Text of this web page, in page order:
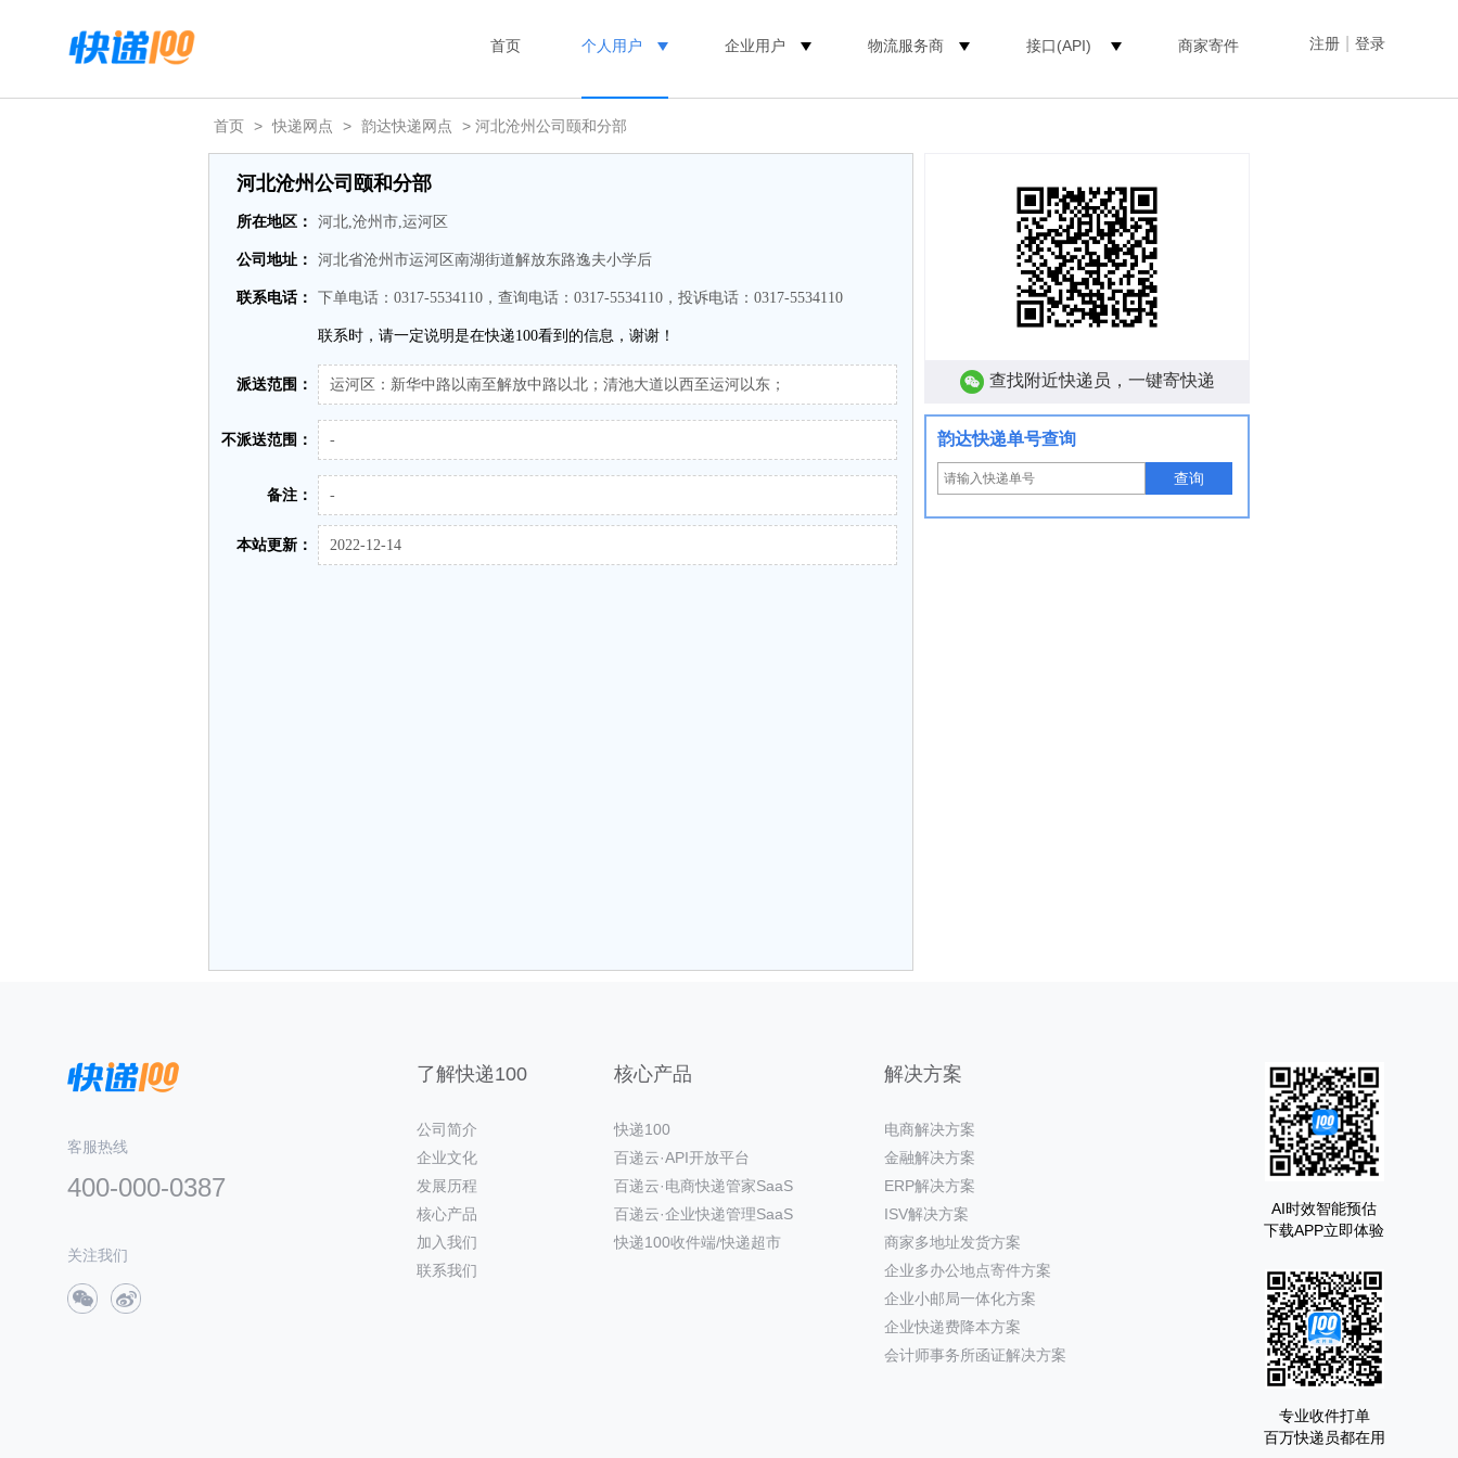
注册 登录
首页 个人用户 企业用户 物流服务商 接口(API) 商家寄件
首页 > 快递网点 > 韵达快递网点 > 河北沧州公司颐和分部
河北沧州公司颐和分部
所在地区： 河北,沧州市,运河区
公司地址： 河北省沧州市运河区南湖街道解放东路逸夫小学后
联系电话： 下单电话：0317-5534110，查询电话：0317-5534110，投诉电话：0317-5534110
联系时，请一定说明是在快递100看到的信息，谢谢！
派送范围： 运河区：新华中路以南至解放中路以北；清池大道以西至运河以东；
不派送范围： -
备注： -
本站更新： 2022-12-14
查找附近快递员，一键寄快递
韵达快递单号查询
查询
客服热线
400-000-0387
关注我们
了解快递100
公司简介
企业文化
发展历程
核心产品
加入我们
联系我们
核心产品
快递100
百递云·API开放平台
百递云·电商快递管家SaaS
百递云·企业快递管理SaaS
快递100收件端/快递超市
解决方案
电商解决方案
金融解决方案
ERP解决方案
ISV解决方案
商家多地址发货方案
企业多办公地点寄件方案
企业小邮局一体化方案
企业快递费降本方案
会计师事务所函证解决方案
AI时效智能预估
下载APP立即体验
专业收件打单
百万快递员都在用